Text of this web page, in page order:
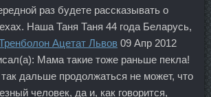
раз будете рассказывать о
Наша Таня Таня 44 года Беларусь,
Ацетат Львов 09 Апр 2012
Мама такие тоже раньше пекла!
дальше продолжаться не может, что
человек, да и, как говорится,